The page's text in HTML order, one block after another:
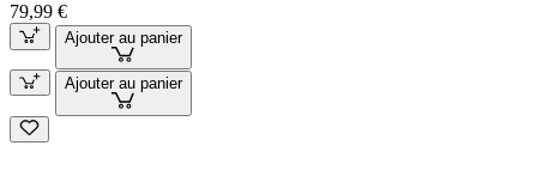
79,99 €
Ajouter au panier
Ajouter au panier